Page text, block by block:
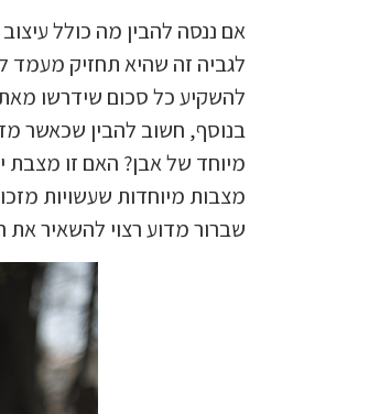
אם ננסה להבין מה כולל
לגביה זה שהיא תחזיק מעמד
להשקיע כל סכום שידרשו
בנוסף, חשוב להבין שכאשר
מיוחד של אבן? האם זו מצבת
מצבות מיוחדות שעשויות
שברור מדוע רצוי להשאיר